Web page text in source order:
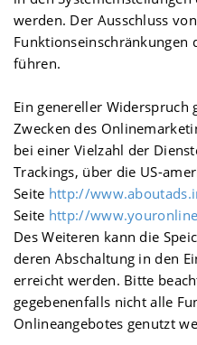
werden. Der Ausschluss
Funktionseinschränkungen
führen.
Ein genereller Widerspruch
Zwecken des
bei einer Vielzahl der
Trackings, über die US-
Seite http://
Seite http://
Des Weiteren kann die
deren Abschaltung in den
erreicht werden. Bitte
gegebenenfalls nicht alle
Onlineangebotes genutzt